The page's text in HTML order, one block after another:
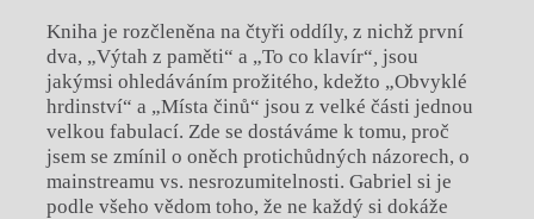
Kniha je rozčleněna na čtyři oddíly, z nichž první
dva, „Výtah z paměti“ a „To co klavír“, jsou
jakýmsi ohledáváním prožitého, kdežto „Obvyklé
hrdinství“ a „Místa činů“ jsou z velké části jednou
velkou fabulací. Zde se dostáváme k tomu, proč
jsem se zmínil o oněch protichůdných názorech, o
mainstreamu vs. nesrozumitelnosti. Gabriel si je
podle všeho vědom toho, že ne každý si dokáže